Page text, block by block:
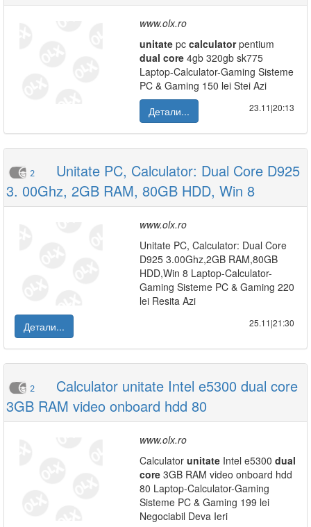
www.olx.ro
unitate pc calculatorpentium
dual core 4gb 320gb sk775
Laptop-Calculator-Gaming Sisteme
PC & Gaming 150 lei Stei Azi
Детали...
23.11|20:13
2
Unitate PC, Calculator: Dual Core D925
3. 00Ghz, 2GB RAM, 80GB HDD, Win 8
www.olx.ro
Unitate PC, Calculator: Dual Core
D925 3.00Ghz,2GB RAM,80GB
HDD,Win 8 Laptop-Calculator-
Gaming Sisteme PC & Gaming 220
lei Resita Azi
Детали...
25.11|21:30
2
Calculator unitate Intel e5300 dual core
3GB RAM video onboard hdd 80
www.olx.ro
Calculator unitate Intel e5300 dual
core 3GB RAM video onboard hdd
80 Laptop-Calculator-Gaming
Sisteme PC & Gaming 199 lei
Negociabil Deva Ieri